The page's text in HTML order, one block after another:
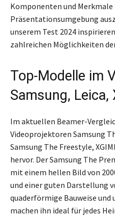
Komponenten und
Präsentationsumgebung
unserem Test 2024
zahlreichen Möglichkeiten
Top-Modelle im
Samsung, Leica,
Im aktuellen Beamer-
Videoprojektoren Samsung
Samsung The Freestyle,
hervor. Der Samsung The
mit einem hellen Bild von
und einer guten Darstellung
quaderförmige Bauweise
machen ihn ideal für jedes